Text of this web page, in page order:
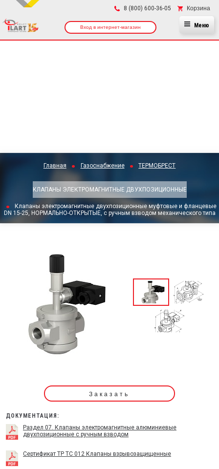
8 (800) 600-36-05 Корзина
Вход в интернет-магазин Меню
Главная Газоснабжение ТЕРМОБРЕСТ
КЛАПАНЫ ЭЛЕКТРОМАГНИТНЫЕ ДВУХПОЗИЦИОННЫЕ
Клапаны электромагнитные двухпозиционные муфтовые и фланцевые
DN 15-25, НОРМАЛЬНО-ОТКРЫТЫЕ, с ручным взводом механического типа
Заказать
ДОКУМЕНТАЦИЯ:
Раздел 07. Клапаны электромагнитные алюминиевые
двухпозиционные с ручным взводом
Сертификат TP TC 012 Клапаны взрывозащищенные
×